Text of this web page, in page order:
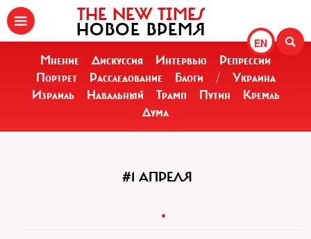
EN
THE NEW TIMES
НОВОЕ ВРЕМЯ
Мнение Дискуссия Интервью
Репрессии
Портрет
Расследование Блоги /
Украина
Израиль
Навальный Трамп Путин
Кремль
Дума
#1 АПРЕЛЯ
.